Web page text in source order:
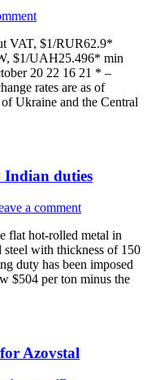
VAT, $1/RUR62.9*
$1/UAH25.496* min
20 22 16 21 * –
rates are as of
Ukraine and the Central
duties
a comment
flat hot-rolled metal in
with thickness of 150
duty has been imposed
$504 per ton minus the
Azovstal